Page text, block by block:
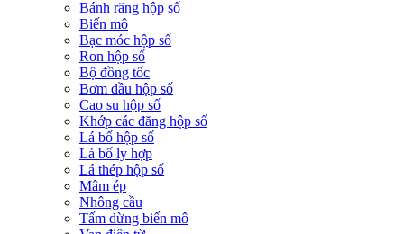
Bánh răng hộp số
Biến mô
Bạc móc hộp số
Ron hộp số
Bộ đồng tốc
Bơm dầu hộp số
Cao su hộp số
Khớp các đăng hộp số
Lá bố hộp số
Lá bố ly hợp
Lá thép hộp số
Mâm ép
Nhông cầu
Tấm dừng biến mô